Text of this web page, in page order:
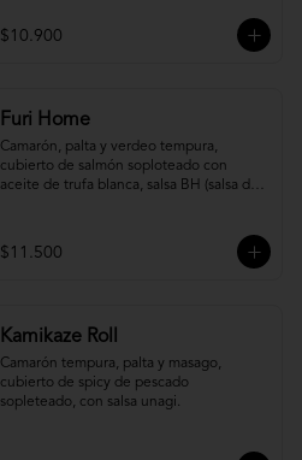
$10.900
Furi Home
Camarón, palta y verdeo tempura,
cubierto de salmón soploteado con
aceite de trufa blanca, salsa BH (salsa de
$11.500
Kamikaze Roll
Camarón tempura, palta y masago,
cubierto de spicy de pescado
sopleteado, con salsa unagi.